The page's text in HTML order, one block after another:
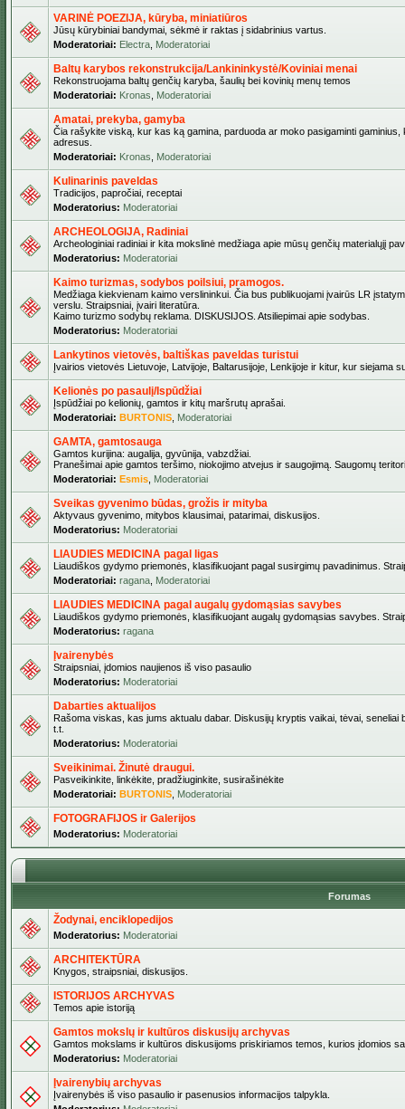
VARINĖ POEZIJA, kūryba, miniatiūros
Jūsų kūrybiniai bandymai, sėkmė ir raktas į sidabrinius vartus.
Moderatoriai: Electra Moderatoriai
Baltų karybos rekonstrukcija/Lankininkystė/Koviniai menai
Rekonstruojama baltų genčių karyba, šaulių bei kovinių menų temos
Moderatoriai: Kronas Moderatoriai
Amatai, prekyba, gamyba
Čia rašykite viską, kur kas ką gamina, parduoda ar moko pasigaminti
adresus.
Moderatoriai: Kronas Moderatoriai
Kulinarinis paveldas
Tradicijos, papročiai, receptai
Moderatorius: Moderatoriai
ARCHEOLOGIJA, Radiniai
Archeologiniai radiniai ir kita mokslinė medžiaga apie mūsų genčių materialųjį
Moderatorius: Moderatoriai
Kaimo turizmas, sodybos poilsiui, pramogos.
Medžiaga kiekvienam kaimo verslininkui. Čia bus publikuojami įvairūs LR
verslu. Straipsniai, įvairi literatūra.
Kaimo turizmo sodybų reklama. DISKUSIJOS. Atsiliepimai apie sodybas.
Moderatorius: Moderatoriai
Lankytinos vietovės, baltiškas paveldas turistui
Įvairios vietovės Lietuvoje, Latvijoje, Baltarusijoje, Lenkijoje ir kitur, kur siejama
Kelionės po pasaulį/Ispūdžiai
Įspūdžiai po kelionių, gamtos ir kitų maršrutų aprašai.
Moderatoriai: BURTONIS Moderatoriai
GAMTA, gamtosauga
Gamtos kurijina: augalija, gyvūnija, vabzdžiai.
Pranešimai apie gamtos teršimo, niokojimo atvejus ir saugojimą. Saugomų
Moderatoriai: Esmis Moderatoriai
Sveikas gyvenimo būdas, grožis ir mityba
Aktyvaus gyvenimo, mitybos klausimai, patarimai, diskusijos.
Moderatorius: Moderatoriai
LIAUDIES MEDICINA pagal ligas
Liaudiškos gydymo priemonės, klasifikuojant pagal susirgimų pavadinimus.
Moderatoriai: ragana Moderatoriai
LIAUDIES MEDICINA pagal augalų gydomąsias savybes
Liaudiškos gydymo priemonės, klasifikuojant augalų gydomąsias savybes.
Moderatorius: ragana
Įvairenybės
Straipsniai, įdomios naujienos iš viso pasaulio
Moderatorius: Moderatoriai
Dabarties aktualijos
Rašoma viskas, kas jums aktualu dabar. Diskusijų kryptis vaikai, tėvai, seneliai
t.t.
Moderatorius: Moderatoriai
Sveikinimai. Žinutė draugui.
Pasveikinkite, linkėkite, pradžiuginkite, susirašinėkite
Moderatoriai: BURTONIS Moderatoriai
FOTOGRAFIJOS ir Galerijos
Moderatorius: Moderatoriai
Forumas
Žodynai, enciklopedijos
Moderatorius: Moderatoriai
ARCHITEKTŪRA
Knygos, straipsniai, diskusijos.
ISTORIJOS ARCHYVAS
Temos apie istoriją
Gamtos mokslų ir kultūros diskusijų archyvas
Gamtos mokslams ir kultūros diskusijoms priskiriamos temos, kurios įdomios
Moderatorius: Moderatoriai
Įvairenybių archyvas
Įvairenybės iš viso pasaulio ir pasenusios informacijos talpykla.